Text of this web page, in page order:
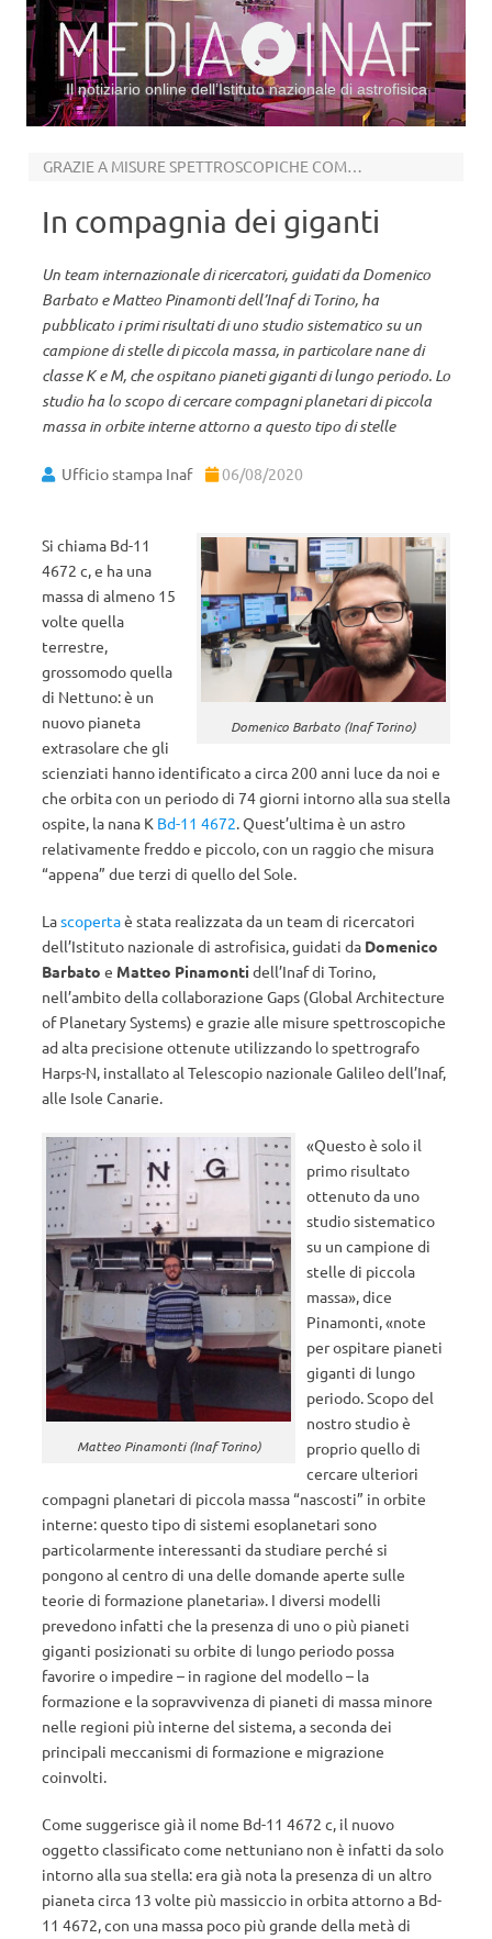
Il notiziario online dell’Istituto nazionale di astrofisica
GRAZIE A MISURE SPETTROSCOPICHE COMPIUTE CON HARPS-N AL TNG
In compagnia dei giganti
Un team internazionale di ricercatori, guidati da Domenico
Barbato e Matteo Pinamonti dell’Inaf di Torino, ha
pubblicato i primi risultati di uno studio sistematico su un
campione di stelle di piccola massa, in particolare nane di
classe K e M, che ospitano pianeti giganti di lungo periodo. Lo
studio ha lo scopo di cercare compagni planetari di piccola
massa in orbite interne attorno a questo tipo di stelle
Ufficio stampa Inaf 06/08/2020
Domenico Barbato (Inaf Torino)
Si chiama Bd-11
4672 c, e ha una
massa di almeno 15
volte quella
terrestre,
grossomodo quella
di Nettuno: è un
nuovo pianeta
extrasolare che gli
scienziati hanno identificato a circa 200 anni luce da noi e
che orbita con un periodo di 74 giorni intorno alla sua stella
ospite, la nana K Bd-11 4672. Quest’ultima è un astro
relativamente freddo e piccolo, con un raggio che misura
“appena” due terzi di quello del Sole.
Lascopertaè stata realizzata da un team di ricercatori
dell’Istituto nazionale di astrofisica, guidati da Domenico
Barbato e Matteo Pinamonti dell’Inaf di Torino,
nell’ambito della collaborazione Gaps (Global Architecture
of Planetary Systems) e grazie alle misure spettroscopiche
ad alta precisione ottenute utilizzando lo spettrografo
Harps-N, installato al Telescopio nazionale Galileo dell’Inaf,
alle Isole Canarie.
Matteo Pinamonti (Inaf Torino)
«Questo è solo il
primo risultato
ottenuto da uno
studio sistematico
su un campione di
stelle di piccola
massa», dice
Pinamonti, «note
per ospitare pianeti
giganti di lungo
periodo. Scopo del
nostro studio è
proprio quello di
cercare ulteriori
compagni planetari di piccola massa “nascosti” in orbite
interne: questo tipo di sistemi esoplanetari sono
particolarmente interessanti da studiare perché si
pongono al centro di una delle domande aperte sulle
teorie di formazione planetaria». I diversi modelli
prevedono infatti che la presenza di uno o più pianeti
giganti posizionati su orbite di lungo periodo possa
favorire o impedire – in ragione del modello – la
formazione e la sopravvivenza di pianeti di massa minore
nelle regioni più interne del sistema, a seconda dei
principali meccanismi di formazione e migrazione
coinvolti.
Come suggerisce già il nome Bd-11 4672 c, il nuovo
oggetto classificato come nettuniano non è infatti da solo
intorno alla sua stella: era già nota la presenza di un altro
pianeta circa 13 volte più massiccio in orbita attorno a Bd-
11 4672, con una massa poco più grande della metà di